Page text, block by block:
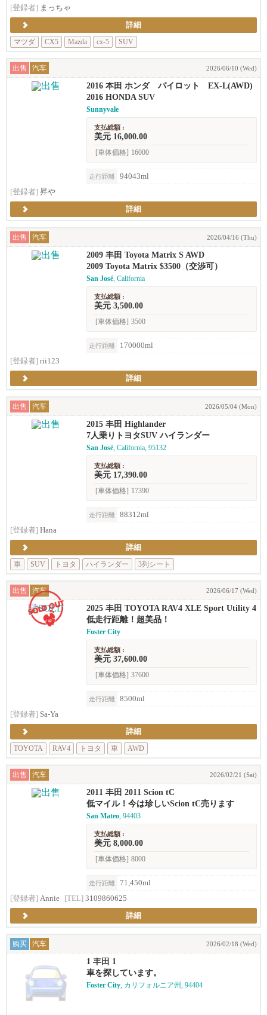
[登録者] まっちゃ
詳細
マツダ
CX5 Mazda cx-5 SUV
出售 汽车 2026/06/10 (Wed)
2016 本田 ホンダ パイロット EX-L(AWD)
2016 HONDA SUV
Sunnyvale
支払総額 :
美元 16,000.00
[車体価格] 16000
走行距離
94043ml
[登録者] 昇や
詳細
出售 汽车 2026/04/16 (Thu)
2009 丰田 Toyota Matrix S AWD
2009 Toyota Matrix $3500（交渉可）
San José, California
支払総額 :
美元 3,500.00
[車体価格] 3500
走行距離
170000ml
[登録者] rii123
詳細
出售 汽车 2026/05/04 (Mon)
2015 丰田 Highlander
7人乗りトヨタSUV ハイランダー
San José, California, 95132
支払総額 :
美元 17,390.00
[車体価格] 17390
走行距離
88312ml
[登録者] Hana
詳細
車
SUV トヨタ ハイランダー 3列シート
出售 汽车 2026/06/17 (Wed)
2025 丰田 TOYOTA RAV4 XLE Sport Utility 4
D
低走行距離！超美品！
Foster City
支払総額 :
美元 37,600.00
[車体価格] 37600
走行距離
8500ml
[登録者] Sa-Ya
詳細
TOYOTA
RAV4 トヨタ 車 AWD
出售 汽车 2026/02/21 (Sat)
2011 丰田 2011 Scion tC
低マイル！今は珍しいScion tC売ります
San Mateo, 94403
支払総額 :
美元 8,000.00
[車体価格] 8000
走行距離
71,450ml
[登録者] Annie [TEL] 3109860625
詳細
购买 汽车 2026/02/18 (Wed)
1 丰田 1
車を探しています。
Foster City, カリフォルニア州, 94404